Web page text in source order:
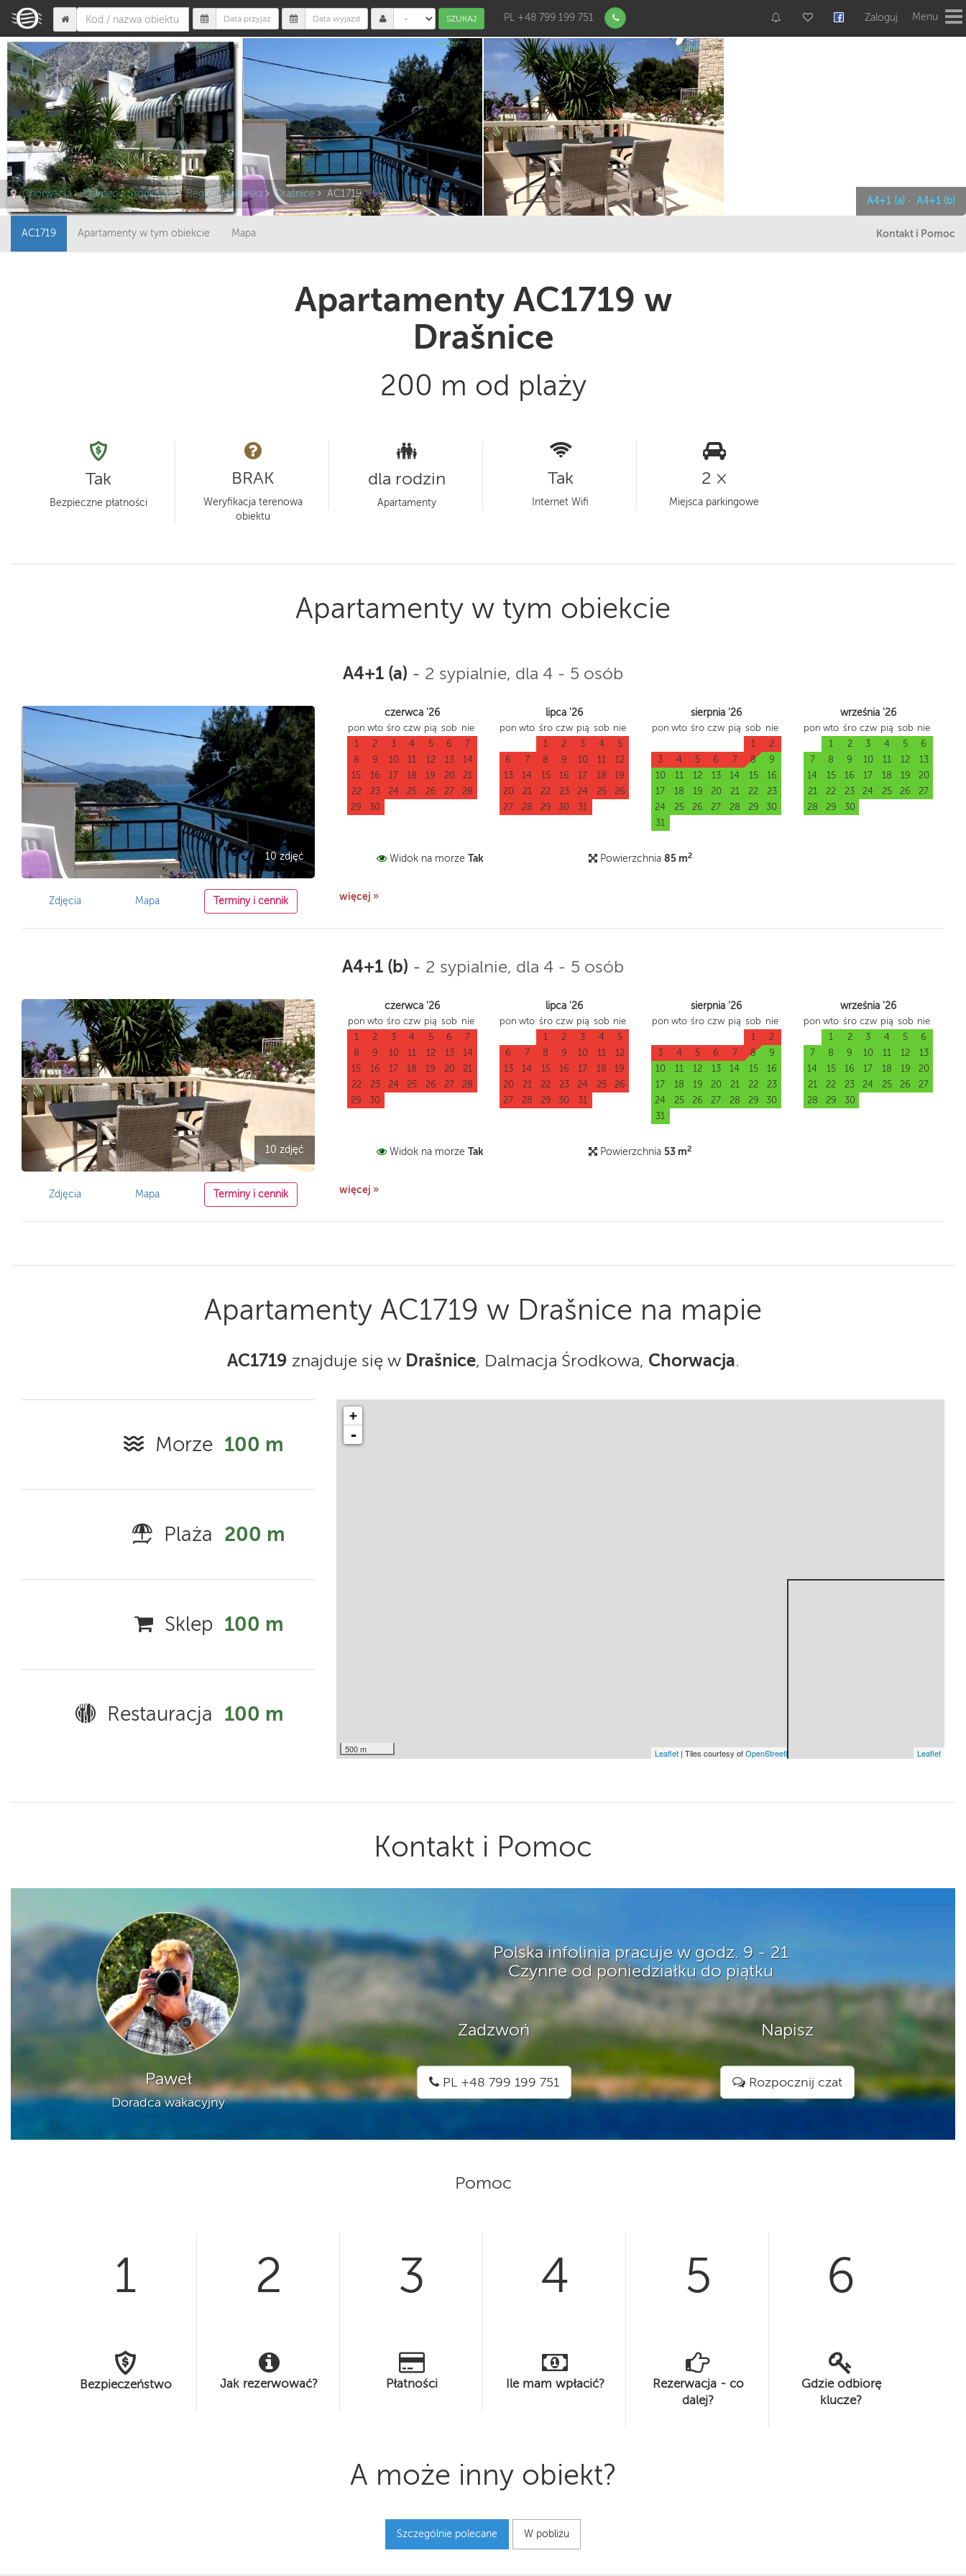
SZUKAJ PL +48 799 199 751 Zaloguj Menu
A4+1 (a) · A4+1 (b)
Chorwacja Dalmacja Środkowa Region Makarska Drašnice AC1719
AC1719 Apartamenty w tym obiekcie Mapa Kontakt i Pomoc
Apartamenty AC1719 w
Drašnice
200 m od plaży
Tak
Bezpieczne płatności
BRAK
Weryfikacja terenowa
obiektu
dla rodzin
Apartamenty
Tak
Internet Wifi
2 ×
Miejsca parkingowe
Apartamenty w tym obiekcie
A4+1 (a) - 2 sypialnie, dla 4 - 5 osób
10 zdjęć
czerwca '26
pon wto śro czw pią sob nie
1
2 3 4 5 6
7
8
9 10 11 12 13
14
15
16 17 18 19 20
21
22
23 24 25 26 27
28
29
30
lipca '26
pon wto śro czw pią sob nie
1
2 3 4
5
6
7 8 9 10 11
12
13
14 15 16 17 18
19
20
21 22 23 24 25
26
27
28 29 30 31
sierpnia '26
pon wto śro czw pią sob nie
1
2
3
4 5 6 7 8
9
10
11 12 13 14 15
16
17
18 19 20 21 22
23
24
25 26 27 28 29
30
31
września '26
pon wto śro czw pią sob nie
1
2 3 4 5
6
7
8 9 10 11 12
13
14
15 16 17 18 19
20
21
22 23 24 25 26
27
28
29 30
Widok na morzeTak Powierzchnia 85 m2
Zdjęcia Mapa Terminy i cennik więcej »
A4+1 (b) - 2 sypialnie, dla 4 - 5 osób
10 zdjęć
czerwca '26
pon wto śro czw pią sob nie
1
2 3 4 5 6
7
8
9 10 11 12 13
14
15
16 17 18 19 20
21
22
23 24 25 26 27
28
29
30
lipca '26
pon wto śro czw pią sob nie
1
2 3 4
5
6
7 8 9 10 11
12
13
14 15 16 17 18
19
20
21 22 23 24 25
26
27
28 29 30 31
sierpnia '26
pon wto śro czw pią sob nie
1
2
3
4 5 6 7 8
9
10
11 12 13 14 15
16
17
18 19 20 21 22
23
24
25 26 27 28 29
30
31
września '26
pon wto śro czw pią sob nie
1
2 3 4 5
6
7
8 9 10 11 12
13
14
15 16 17 18 19
20
21
22 23 24 25 26
27
28
29 30
Widok na morzeTak Powierzchnia53 m2
Zdjęcia Mapa Terminy i cennik więcej »
Apartamenty AC1719 w Drašnice na mapie
AC1719 znajduje się w Drašnice, Dalmacja Środkowa, Chorwacja.
Morze 100 m
Plaża 200 m
Sklep 100 m
Restauracja 100 m
+
-
500 m Leaflet | Tiles courtesy ofOpenStreetMap Sweden OpenStreetMap
Leaflet
Kontakt i Pomoc
Paweł
Doradca wakacyjny
Polska infolinia pracuje w godz. 9 - 21
Czynne od poniedziałku do piątku
Zadzwoń
PL +48 799 199 751
Napisz
Rozpocznij czat
Pomoc
1
Bezpieczeństwo
2
Jak rezerwować?
3
Płatności
4
Ile mam wpłacić?
5
Rezerwacja - co
dalej?
6
Gdzie odbiorę
klucze?
A może inny obiekt?
Szczególnie polecane W pobliżu